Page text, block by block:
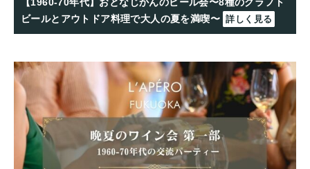
ビールとアウトドア料理で大人の夏を満喫〜 詳しく見る